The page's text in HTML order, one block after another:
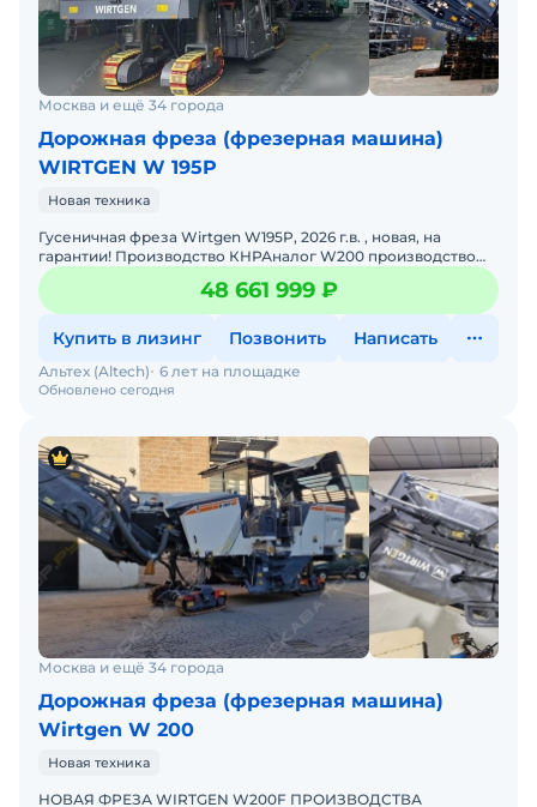
Москва и ещё 34 города
Дорожная фреза (фрезерная машина)
WIRTGEN W 195P
Новая техника
Гусеничная фреза Wirtgen W195P, 2026 г.в. , новая, на
гарантии! Производство КНРАналог W200 производство
ГерманииСрок поставки 4 недели, цена с НДС. Возможна п
48 661 999 ₽
Купить в лизинг Позвонить Написать
Обновлено сегодня
Альтех (Altech) 6 лет на площадке
Москва и ещё 34 города
Дорожная фреза (фрезерная машина)
Wirtgen W 200
Новая техника
НОВАЯ ФРЕЗА WIRTGEN W200F ПРОИЗВОДСТВА